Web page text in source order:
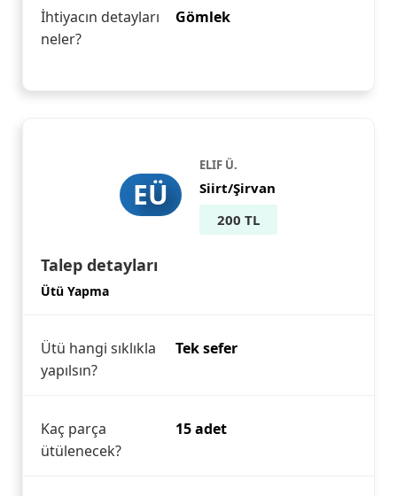
İhtiyacın detayları
neler?
Gömlek
EÜ
ELIF Ü.
Siirt/Şirvan
200 TL
Talep detayları
Ütü Yapma
Ütü hangi sıklıkla
yapılsın?
Tek sefer
Kaç parça
ütülenecek?
15 adet